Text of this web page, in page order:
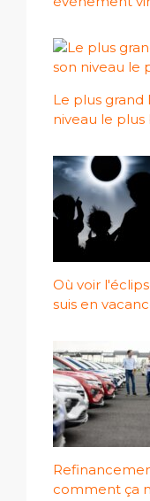
Le plus grand
niveau le plus
Où voir
suis en
comment ça